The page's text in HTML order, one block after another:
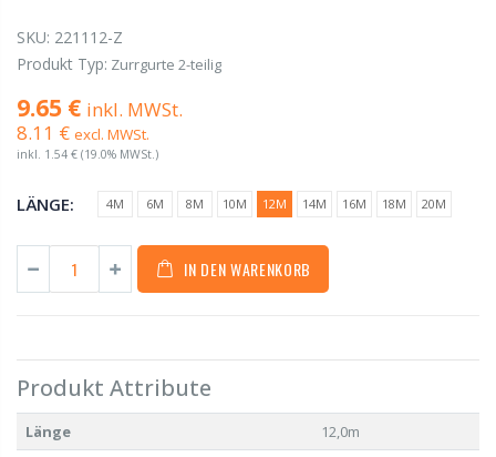
SKU: 221112-Z
Produkt Typ: Zurrgurte 2-teilig
9.65 € inkl. MWSt.
8.11 € excl. MWSt.
inkl. 1.54 € (19.0% MWSt.)
LÄNGE: 4M 6M 8M 10M 12M 14M 16M 18M 20M
IN DEN WARENKORB
Produkt Attribute
Länge
12,0m